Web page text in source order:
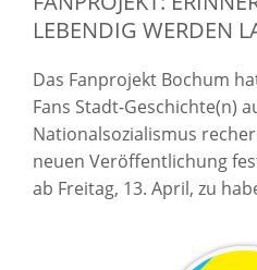
LEBENDIG WERDEN
Das Fanprojekt Bochum
Fans Stadt-Geschichte(n)
Nationalsozialismus
neuen Veröffentlichung
ab Freitag, 13. April, zu